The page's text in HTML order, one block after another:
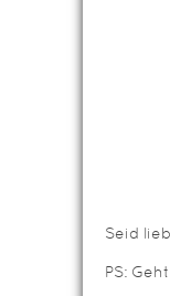
Seid
PS: